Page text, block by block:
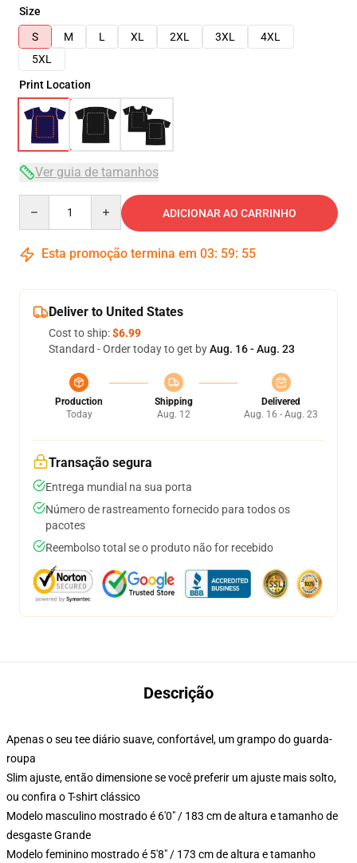
Size
S
M L XL 2XL 3XL
4XL
5XL
Print Location
Ver guia de tamanhos
ADICIONAR AO CARRINHO
Esta promoção termina em 03: 59: 54
Deliver to United States
Cost to ship:$6.99
Standard - Order today to get byAug. 16 - Aug. 23
Production
Today
Shipping
Aug. 12
Delivered
Aug. 16 - Aug. 23
Transação segura
Entrega mundial na sua porta
Número de rastreamento fornecido para todos os
pacotes
Reembolso total se o produto não for recebido
Descrição
Apenas o seu tee diário suave, confortável, um grampo do guarda-
roupa
Slim ajuste, então dimensione se você preferir um ajuste mais solto,
ou confira o T-shirt clássico
Modelo masculino mostrado é 6'0" / 183 cm de altura e tamanho de
desgaste Grande
Modelo feminino mostrado é 5'8" / 173 cm de altura e tamanho